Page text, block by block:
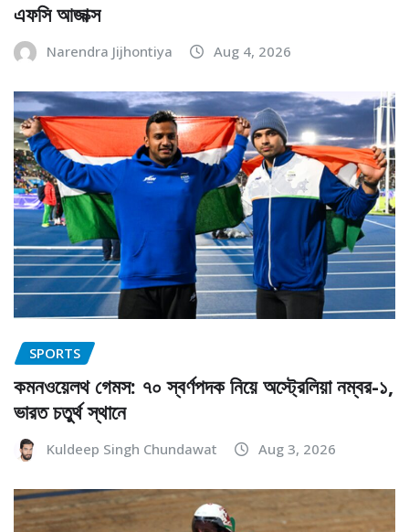
এফসি আজাক্স
Narendra Jijhontiya Aug 4, 2026
SPORTS
কমনওয়েলথ গেমস: ৭০ স্বর্ণপদক নিয়ে অস্ট্রেলিয়া নম্বর-১,
ভারত চতুর্থ স্থানে
Kuldeep Singh Chundawat Aug 3, 2026